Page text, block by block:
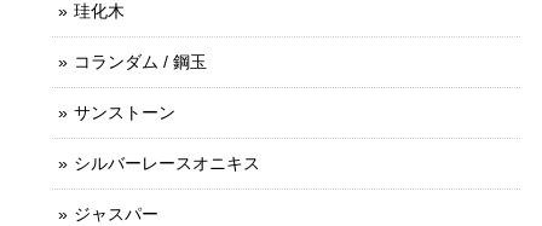
珪化木
コランダム / 鋼玉
サンストーン
シルバーレースオニキス
ジャスパー